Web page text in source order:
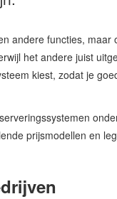
andere functies,
het andere juist
kiest, zodat je
prijsmodellen en